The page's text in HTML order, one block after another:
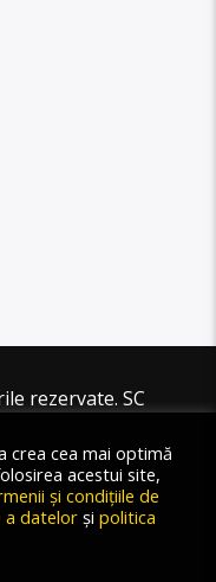
rezervate. SC
crea cea mai optimă
acestui site,
și condițiile de
a datelor și politica